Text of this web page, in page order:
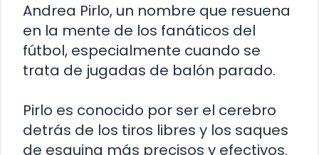
Andrea Pirlo, un nombre que resuena
en la mente de los fanáticos del
fútbol, especialmente cuando se
trata de jugadas de balón parado.
Pirlo es conocido por ser el cerebro
detrás de los tiros libres y los saques
de esquina más precisos y efectivos.